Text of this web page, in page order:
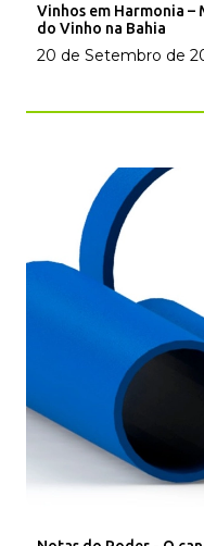
Vinhos em Harmonia –
do Vinho na Bahia
20 de Setembro de